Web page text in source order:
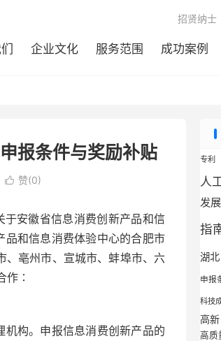
企业文化 服务范围 成功案例
招贤纳士
报条件与奖励补贴
 赞(0)
安徽省信息消费创新产品和信
和信息消费体验中心的合肥市
、亳州市、宣城市、蚌埠市、六
作∶
构。申报信息消费创新产品的
专利
人
发展
指
湖北
申报
科技
高新
高质